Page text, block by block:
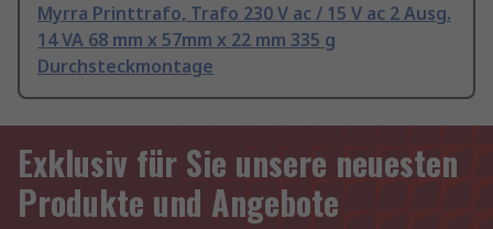
Myrra Printtrafo, Trafo 230 V ac / 15 V ac 2 Ausg.
14 VA 68 mm x 57mm x 22 mm 335 g
Durchsteckmontage
Exklusiv für Sie unsere neuesten
Produkte und Angebote